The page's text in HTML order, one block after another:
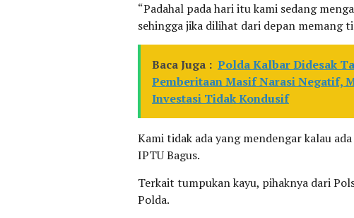
“Padahal pada hari itu kami sedang
sehingga jika dilihat dari depan memang
Baca Juga : Polda Kalbar Didesak
Pemberitaan Masif Narasi Negatif,
Investasi Tidak Kondusif
Kami tidak ada yang mendengar kalau
IPTU Bagus.
Terkait tumpukan kayu, pihaknya dari
Polda.